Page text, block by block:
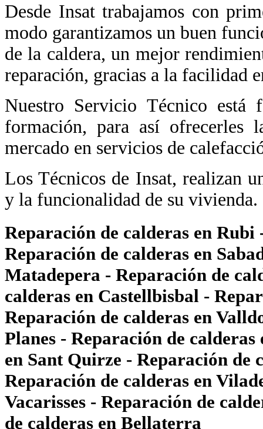
Desde Insat trabajamos con
modo garantizamos un buen
de la caldera, un mejor
reparación, gracias a la facilidad
Nuestro Servicio Técnico está
formación, para así ofrecerles
mercado en servicios de
Los Técnicos de Insat, realizan
y la funcionalidad de su vivienda.
Reparación de calderas en Rubi
Reparación de calderas en
Matadepera - Reparación de
calderas en Castellbisbal -
Reparación de calderas en
Planes - Reparación de
en Sant Quirze - Reparación de
Reparación de calderas en
Vacarisses - Reparación de
de calderas en Bellaterra